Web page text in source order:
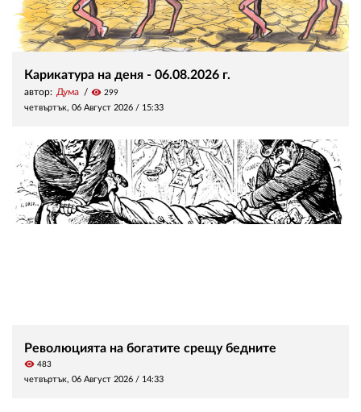
Карикатура на деня - 06.08.2026 г.
автор: Дума visibility 299
четвъртък, 06 Август 2026 / 15:33
Революцията на богатите срещу бедните
visibility 483
четвъртък, 06 Август 2026 / 14:33